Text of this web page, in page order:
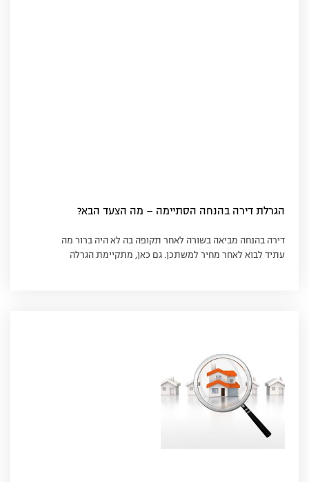
הגרלת דירה בהנחה הסתיימה – מה הצעד הבא?
דירה בהנחה מביאה בשורה לאחר תקופה בה לא היה ברור מה
עתיד לבוא לאחר מחיר למשתכן. גם כאן, מתקיימת הגרלה